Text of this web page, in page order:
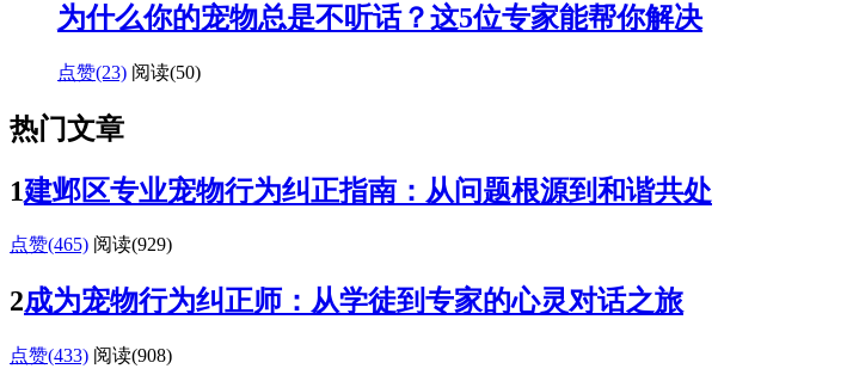
为什么你的宠物总是不听话？这5位专家能帮你解决
点赞(23) 阅读(50)
热门文章
1建邺区专业宠物行为纠正指南：从问题根源到和谐共处
点赞(465) 阅读(929)
2成为宠物行为纠正师：从学徒到专家的心灵对话之旅
点赞(433) 阅读(908)